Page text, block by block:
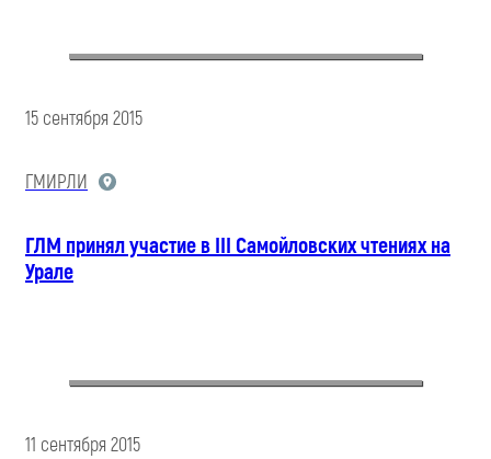
15 сентября 2015
ГМИРЛИ
ГЛМ принял участие в III Cамойловских чтениях на
Урале
11 сентября 2015